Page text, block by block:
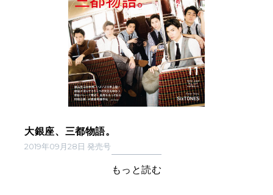
大銀座、三都物語。
2019年09月28日 発売号
もっと読む